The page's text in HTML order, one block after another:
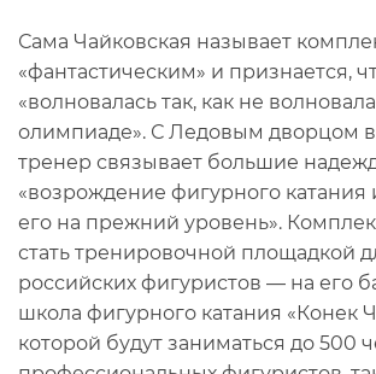
Сама Чайковская называет
«фантастическим» и признается,
«волновалась так, как не
олимпиаде». С Ледовым дворцом
тренер связывает большие
«возрождение фигурного катания
его на прежний уровень».
стать тренировочной площадкой
российских фигуристов — на его
школа фигурного катания «Конек
которой будут заниматься до 500